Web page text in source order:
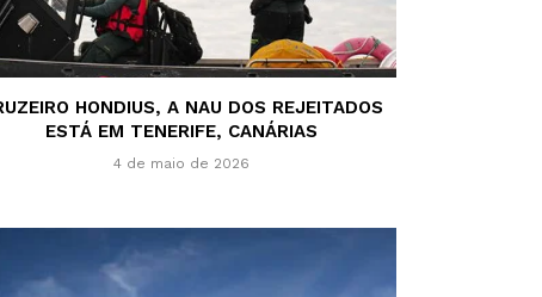
HONDIUS, A NAU DOS REJEITADOS
ESTÁ EM TENERIFE, CANÁRIAS
4 de maio de 2026